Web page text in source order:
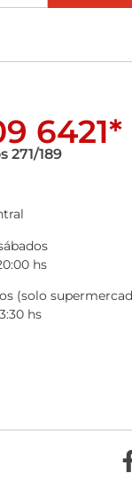
6421*
271/189
hs
(solo
hs